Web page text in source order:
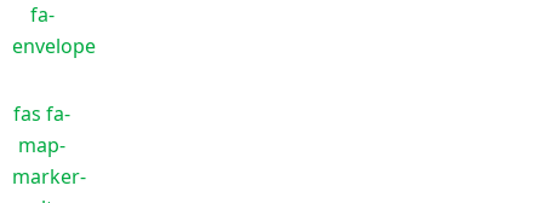
fa-
envelope
fas fa-
map-
marker-